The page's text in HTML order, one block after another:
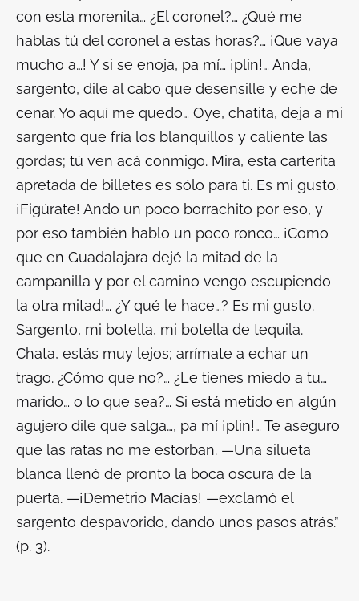
con esta morenita… ¿El coronel?… ¿Qué me
hablas tú del coronel a estas horas?… ¡Que vaya
mucho a…! Y si se enoja, pa mí… ¡plin!… Anda,
sargento, dile al cabo que desensille y eche de
cenar. Yo aquí me quedo… Oye, chatita, deja a mi
sargento que fría los blanquillos y caliente las
gordas; tú ven acá conmigo. Mira, esta carterita
apretada de billetes es sólo para ti. Es mi gusto.
¡Figúrate! Ando un poco borrachito por eso, y
por eso también hablo un poco ronco… ¡Como
que en Guadalajara dejé la mitad de la
campanilla y por el camino vengo escupiendo
la otra mitad!… ¿Y qué le hace…? Es mi gusto.
Sargento, mi botella, mi botella de tequila.
Chata, estás muy lejos; arrímate a echar un
trago. ¿Cómo que no?… ¿Le tienes miedo a tu…
marido… o lo que sea?… Si está metido en algún
agujero dile que salga…, pa mí ¡plin!… Te aseguro
que las ratas no me estorban. —Una silueta
blanca llenó de pronto la boca oscura de la
puerta. —¡Demetrio Macías! —exclamó el
sargento despavorido, dando unos pasos atrás.”
(p. 3).